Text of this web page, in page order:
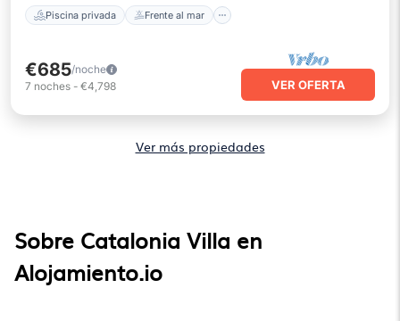
Piscina privada Frente al mar
€685/noche
7 noches - €4,798 VER OFERTA
Ver más propiedades
Sobre Catalonia Villa en
Alojamiento.io